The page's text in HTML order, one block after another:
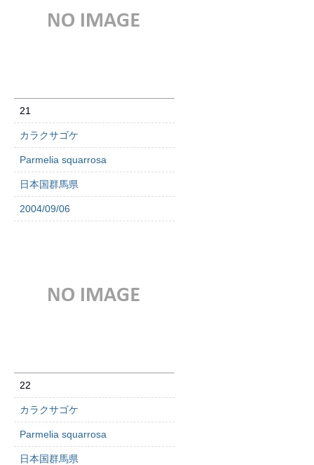
21
カラクサゴケ
Parmelia squarrosa
日本国群馬県
2004/09/06
22
カラクサゴケ
Parmelia squarrosa
日本国群馬県